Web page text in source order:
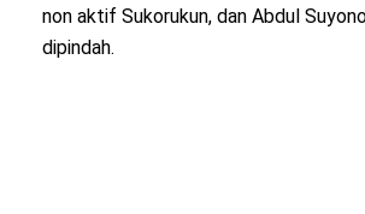
non aktif Sukorukun, dan Abdul
dipindah.